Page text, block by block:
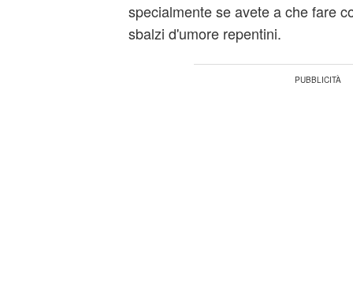
specialmente se avete a che fare
sbalzi d'umore repentini.